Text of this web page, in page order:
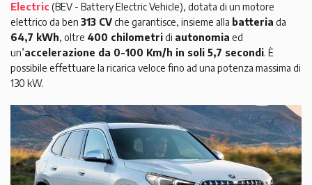
Electric (BEV - Battery Electric Vehicle), dotata di un motore
elettrico da ben 313 CVche garantisce, insieme alla batteria da
64,7 kWh, oltre 400 chilometridi autonomia ed
un’accelerazione da 0-100 Km/h in soli 5,7 secondi. È
possibile effettuare la ricarica veloce fino ad una potenza massima di
130 kW.